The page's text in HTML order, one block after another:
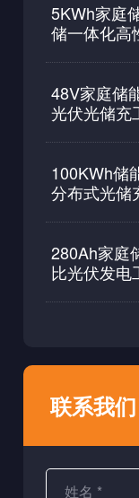
5KWh家庭
储一体化高
48V家庭储
光伏光储充
100KWh储
分布式光储
280Ah家庭
比光伏发电
联系我们